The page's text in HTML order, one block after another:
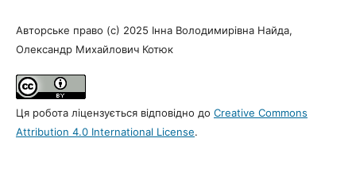
Авторське право (c) 2025 Інна Володимирівна Найда,
Олександр Михайлович Котюк
Ця робота ліцензується відповідно до Creative Commons
Attribution 4.0 International License.